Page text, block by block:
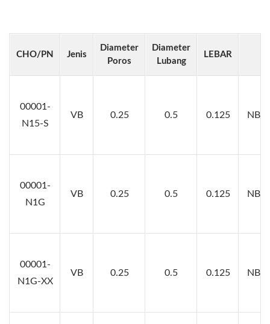
CHO/PN Jenis
Diameter
Poros
Diameter
Lubang
LEBAR
00001-
N15-S
VB 0.25 0.5 0.125
00001-
N1G
VB 0.25 0.5 0.125
00001-
N1G-XX
VB 0.25 0.5 0.125